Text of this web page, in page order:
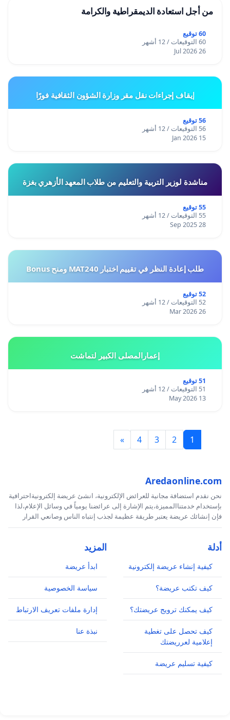
من أجل استعادة الديمقراطية والكرامة
60 توقيع
60 التوقيعات / 12 أشهر
26 Jul 2026
إيقاف إجراءات نقل مقر وزارة الشؤون الثقافية فورًا
56 توقيع
56 التوقيعات / 12 أشهر
15 Jan 2026
مناشدة لوزير التربية والتعليم من طلاب المعهد الأزهري بغزة
55 توقيع
55 التوقيعات / 12 أشهر
28 Sep 2025
طلب إعادة النظر في تقييم اختبار MAT240 ومنح Bonus
52 توقيع
52 التوقيعات / 12 أشهر
26 Mar 2026
إعمارالمصلى الكبير لتماشت
51 توقيع
51 التوقيعات / 12 أشهر
13 May 2026
1
2
3
4
»
Aredaonline.com
نحن نقدم استضافة مجانية للعرائض الإلكترونية، انشئ عريضة إلكترونيةاحترافية
بإستخدام خدمتناالمميزة،يتم الإشارة إلى عرائضنا يومياً في وسائل الإعلام،لذا
فإن إنشائك عريضة يعتبر طريقة عظيمة لجذب إنتباه الناس وصانعي القرار
أدلة
كيفية إنشاء عريضة إلكترونية
كيف تكتب عريضة؟
كيف يمكنك ترويج عريضتك؟
كيف تحصل على تغطية
إعلامية لعرريضتك
كيفية تسليم عريضة
المزيد
ابدأ عريضة
سياسة الخصوصية
إدارة ملفات تعريف الارتباط
نبذة عنا